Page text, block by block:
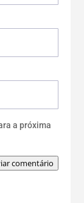
a próxima
comentário